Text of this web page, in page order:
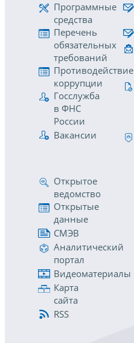
Программные
средства
Перечень
обязательных
требований
Противодействие
коррупции
Госслужба
в ФНС
России
Вакансии
Открытое
ведомство
Открытые
данные
СМЭВ
Аналитический
портал
Видеоматериалы
Карта
сайта
RSS